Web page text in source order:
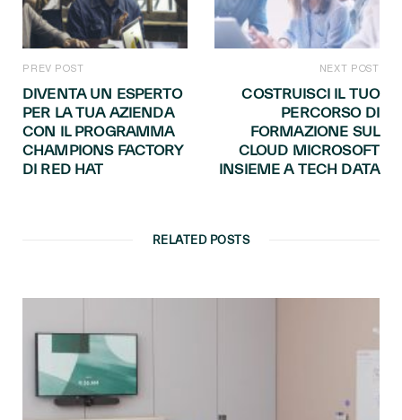
PREV POST
DIVENTA UN ESPERTO
PER LA TUA AZIENDA
CON IL PROGRAMMA
CHAMPIONS FACTORY
DI RED HAT
NEXT POST
COSTRUISCI IL TUO
PERCORSO DI
FORMAZIONE SUL
CLOUD MICROSOFT
INSIEME A TECH DATA
RELATED POSTS